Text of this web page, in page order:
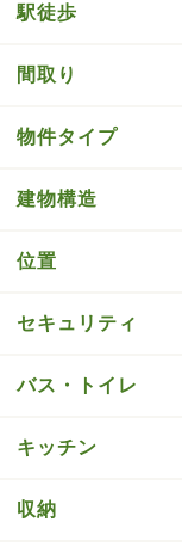
駅徒歩
間取り
物件タイプ
建物構造
位置
セキュリティ
バス・トイレ
キッチン
収納